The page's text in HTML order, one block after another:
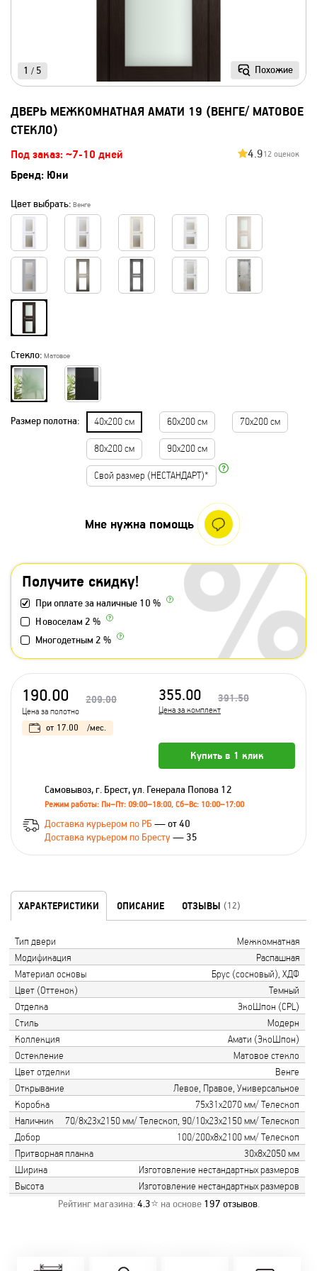
Похожие
1 / 5
ДВЕРЬ МЕЖКОМНАТНАЯ АМАТИ 19 (ВЕНГЕ/ МАТОВОЕ
СТЕКЛО)
Под заказ: ~7-10 дней 4.912 оценок
Бренд: Юни
Цвет выбрать: Венге
Стекло: Матовое
Размер полотна: 40х200 см 60х200 см 70х200 см
80х200 см 90х200 см
Свой размер (НЕСТАНДАРТ)*
Получите скидку!
При оплате за наличные 10 %
Новоселам 2 %
Многодетным 2 %
Мне нужна помощь
190.00 209.00
Цена за полотно
355.00 391.50
Цена за комплект
от 17.00 /мес.
Купить в 1 клик
Самовывоз, г. Брест, ул. Генерала Попова 12
Режим работы: Пн–Пт: 09:00–18:00, Сб–Вс: 10:00–17:00
Доставка курьером по РБ — от 40
Доставка курьером по Бресту— 35
ХАРАКТЕРИСТИКИ ОПИСАНИЕ ОТЗЫВЫ (12)
Тип двери
Межкомнатная
Модификация
Распашная
Материал основы
Брус (сосновый), ХДФ
Цвет (Оттенок)
Темный
Отделка
ЭкоШпон (CPL)
Стиль
Модерн
Коллекция
Амати (ЭкоШпон)
Остекление
Матовое стекло
Цвет отделки
Венге
Открывание
Левое, Правое, Универсальное
Коробка
75х31х2070 мм/ Телескоп
Наличник
70/8х23х2150 мм/ Телескоп, 90/10х23х2150 мм/ Телескоп
Добор
100/200х8х2100 мм/ Телескоп
Притворная планка
30х8х2050 мм
Ширина
Изготовление нестандартных размеров
Высота
Изготовление нестандартных размеров
Рейтинг магазина:4.3⭐ на основе 197 отзывов.
Замер бесплатно!